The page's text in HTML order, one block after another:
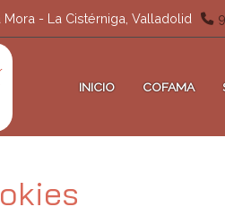
Mora - La Cistérniga, Valladolid
INICIO COFAMA